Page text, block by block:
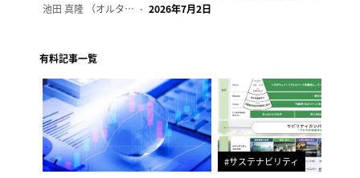
池田 真隆 （オルタナ輪番編集長） 2026年7月2日
有料記事一覧
#サステナビリティ